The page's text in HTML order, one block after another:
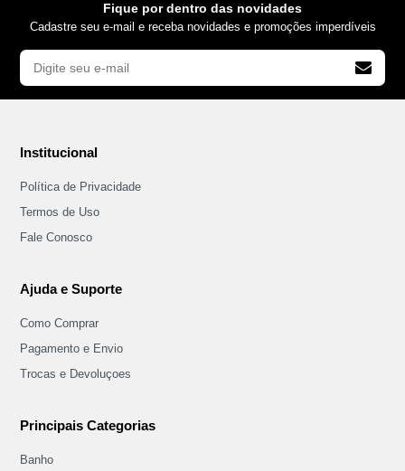
Fique por dentro das novidades
Cadastre seu e-mail e receba novidades e promoções imperdíveis
Institucional
Política de Privacidade
Termos de Uso
Fale Conosco
Ajuda e Suporte
Como Comprar
Pagamento e Envio
Trocas e Devoluçoes
Principais Categorias
Banho